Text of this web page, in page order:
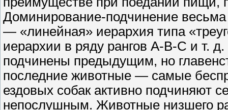
Доминирование-подчинение
— «линейная» иерархия типа
иерархии в ряду рангов А-В-С и т.
подчинены предыдущим, но
последние животные — самые
ездовых собак активно подчиняют
непослушным. Животные низшего